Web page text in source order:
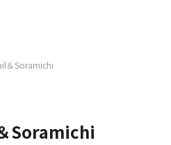
＆Soramichi
Soramichi